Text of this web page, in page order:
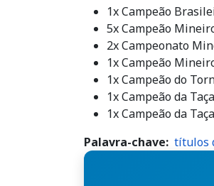
1x Campeão
5x Campeão
2x Campeonato
1x Campeão
1x Campeão do
1x Campeão da
1x Campeão da
Palavra-chave títulos